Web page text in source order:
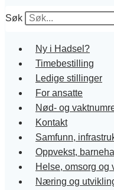
Søk
Ny i Hadsel?
Timebestilling
Ledige stillinger
For ansatte
Nød- og
Kontakt
Samfunn,
Oppvekst,
Helse, omsorg og
Næring og